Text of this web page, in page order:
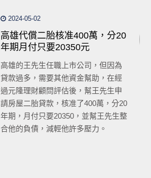
2024-05-02
高雄代償二胎核准400萬，分20
年期月付只要20350元
高雄的王先生任職上市公司，但因為
貸款過多，需要其他資金幫助，在經
過元隆理財顧問評估後，幫王先生申
請房屋二胎貸款，核准了400萬，分20
年期，月付只要20350，並幫王先生整
合他的負債，減輕他許多壓力。